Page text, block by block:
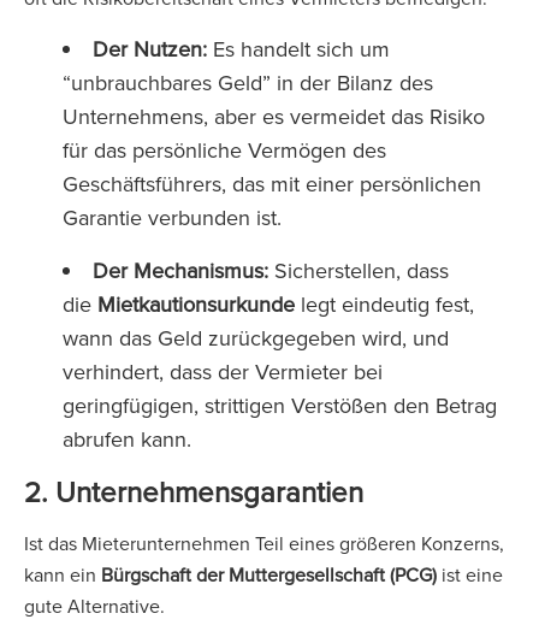
Der Nutzen: Es handelt sich um
“unbrauchbares Geld” in der Bilanz des
Unternehmens, aber es vermeidet das Risiko
für das persönliche Vermögen des
Geschäftsführers, das mit einer persönlichen
Garantie verbunden ist.
Der Mechanismus: Sicherstellen, dass
die Mietkautionsurkunde legt eindeutig fest,
wann das Geld zurückgegeben wird, und
verhindert, dass der Vermieter bei
geringfügigen, strittigen Verstößen den Betrag
abrufen kann.
2. Unternehmensgarantien
Ist das Mieterunternehmen Teil eines größeren Konzerns,
kann ein Bürgschaft der Muttergesellschaft (PCG) ist eine
gute Alternative.